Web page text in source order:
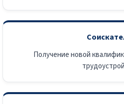
Получение новой